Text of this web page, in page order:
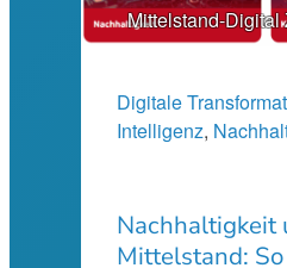
Mittelstand-Digital
Digitale
Intelligenz,
Nachhaltigkeit
Mittelstand: